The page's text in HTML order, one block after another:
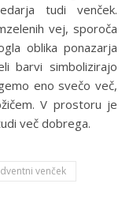
tudi venček.
vej, sporoča
oblika ponazarja
barvi simbolizirajo
eno svečo več,
V prostoru je
več dobrega.
venček